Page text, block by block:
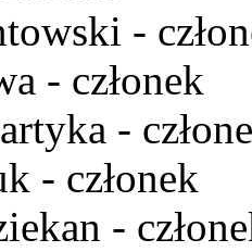
-
- członek
-
- członek
-